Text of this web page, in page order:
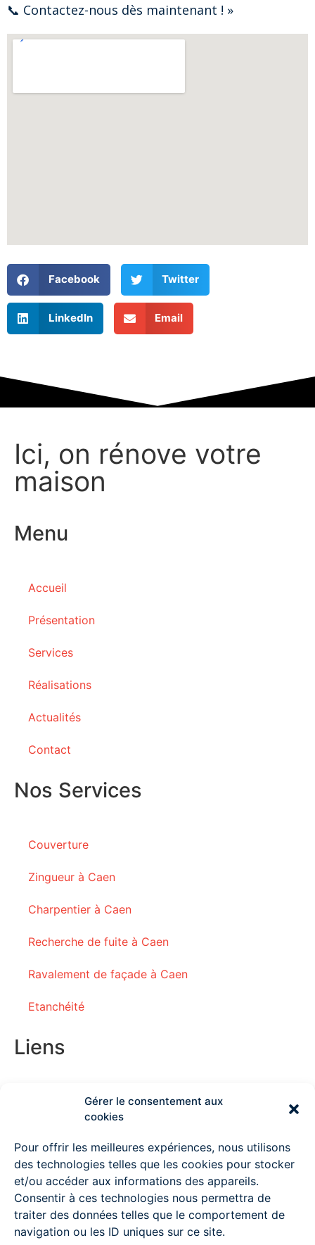
Gérer le consentement aux
cookies
Pour offrir les meilleures expériences, nous utilisons
des technologies telles que les cookies pour stocker
et/ou accéder aux informations des appareils.
Consentir à ces technologies nous permettra de
traiter des données telles que le comportement de
navigation ou les ID uniques sur ce site.
📞 Contactez-nous dès maintenant ! »
Facebook Twitter
LinkedIn Email
Ici, on rénove votre
maison
Menu
Accueil
Présentation
Services
Réalisations
Actualités
Contact
Nos Services
Couverture
Zingueur à Caen
Charpentier à Caen
Recherche de fuite à Caen
Ravalement de façade à Caen
Etanchéité
Liens
Couvreur Deauville
Couvreur Ouistreham
Couvreur à Pont l’Evêque
Couvreur Mondeville